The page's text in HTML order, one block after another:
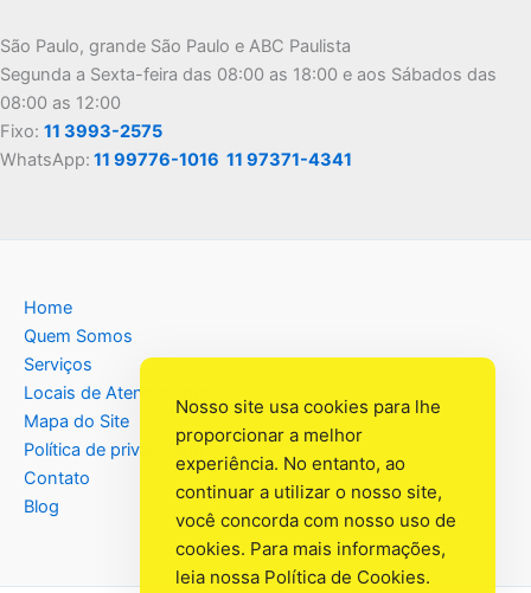
São Paulo, grande São Paulo e ABC Paulista
Segunda a Sexta-feira das 08:00 as 18:00 e aos Sábados das
08:00 as 12:00
Fixo: 11 3993-2575
WhatsApp: 11 99776-1016 11 97371-4341
Home
Quem Somos
Serviços
Locais de Atendimento
Mapa do Site
Política de privacidade
Contato
Blog
Nosso site usa cookies para lhe
proporcionar a melhor
experiência. No entanto, ao
continuar a utilizar o nosso site,
você concorda com nosso uso de
cookies. Para mais informações,
leia nossa Política de Cookies.